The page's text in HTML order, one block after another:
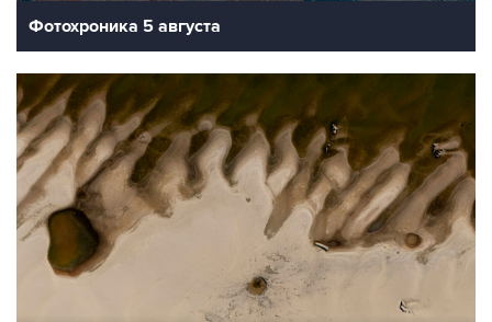
Фотохроника 5 августа